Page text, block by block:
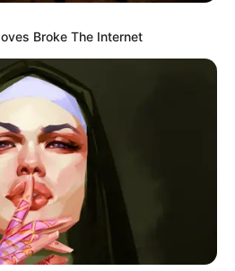
Broke The Internet